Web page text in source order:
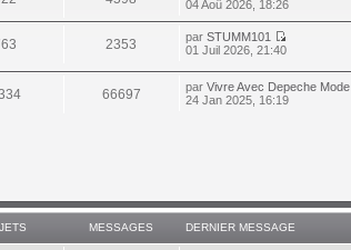
04 Aoû 2026, 18:26
2353 parSTUMM101
01 Juil 2026, 21:40
66697 parVivre Avec Depeche Mode
24 Jan 2025, 16:19
MESSAGES DERNIER MESSAGE